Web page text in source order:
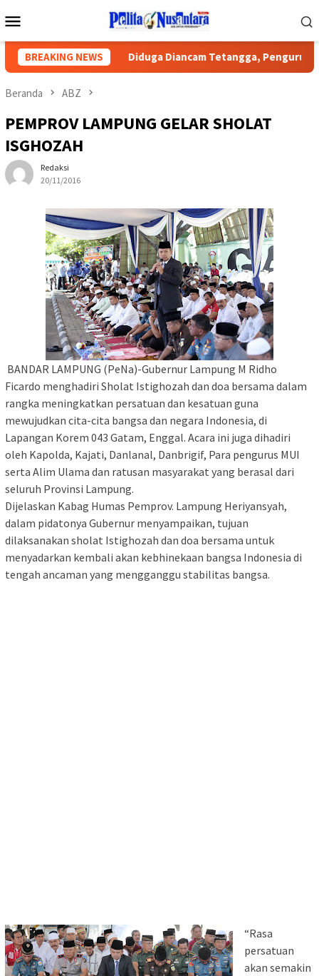
ke
Mobile
BREAKING NEWS
Publik Diduga Diancam Tetangga, Pengurus PWI
Beranda ABZ
PEMPROV LAMPUNG GELAR SHOLAT
ISGHOZAH
Redaksi
20/11/2016
BANDAR LAMPUNG (PeNa)-Gubernur Lampung M Ridho
Ficardo menghadiri Sholat Istighozah dan doa bersama dalam
rangka meningkatkan persatuan dan kesatuan guna
mewujudkan cita-cita bangsa dan negara Indonesia, di
Lapangan Korem 043 Gatam, Enggal. Acara ini juga dihadiri
oleh Kapolda, Kajati, Danlanal, Danbrigif, Para pengurus MUI
serta Alim Ulama dan ratusan masyarakat yang berasal dari
seluruh Provinsi Lampung.
Dijelaskan Kabag Humas Pemprov. Lampung Heriyansyah,
dalam pidatonya Gubernur menyampaikan, tujuan
dilaksanakan sholat Istighozah dan doa bersama untuk
menyadarkan kembali akan kebhinekaan bangsa Indonesia di
tengah ancaman yang mengganggu stabilitas bangsa.
“Rasa
persatuan
akan semakin